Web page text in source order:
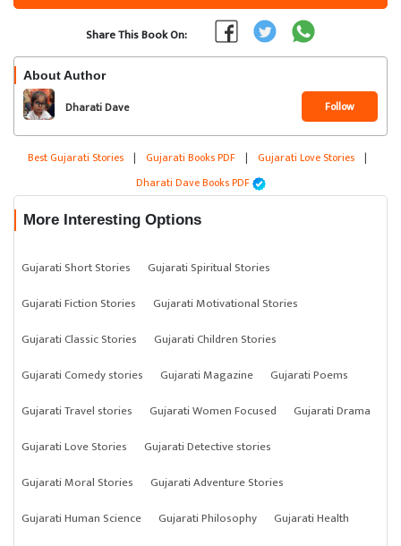
Share This Book On:
About Author
Dharati Dave Follow
Best Gujarati Stories | Gujarati Books PDF | Gujarati Love Stories |
Dharati Dave Books PDF
More Interesting Options
Gujarati Short Stories
Gujarati Spiritual Stories
Gujarati Fiction Stories
Gujarati Motivational Stories
Gujarati Classic Stories
Gujarati Children Stories
Gujarati Comedy stories
Gujarati Magazine
Gujarati Poems
Gujarati Travel stories
Gujarati Women Focused
Gujarati Drama
Gujarati Love Stories
Gujarati Detective stories
Gujarati Moral Stories
Gujarati Adventure Stories
Gujarati Human Science
Gujarati Philosophy
Gujarati Health